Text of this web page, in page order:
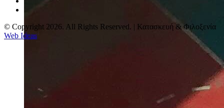
© Copyright 2026. All Rights Reserved. | Κατασκευή & Φιλοξενία
Web Ideas